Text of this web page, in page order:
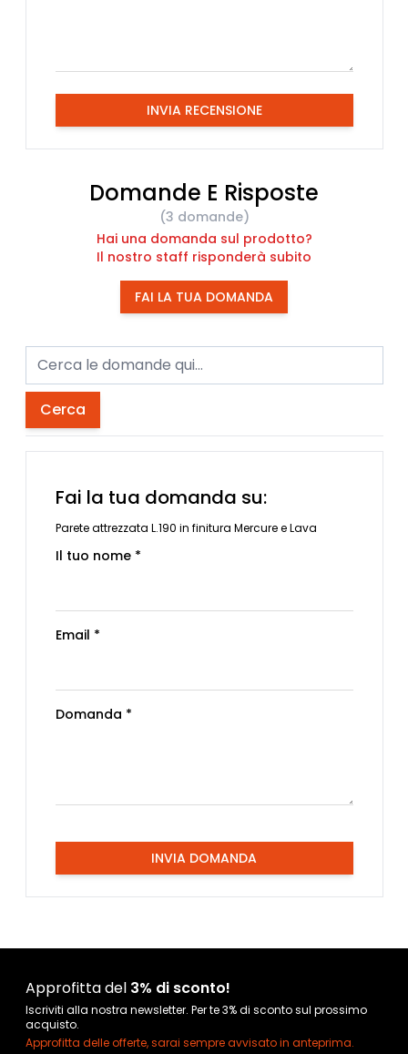
INVIA RECENSIONE
Domande E Risposte
(3 domande)
Hai una domanda sul prodotto?
Il nostro staff risponderà subito
FAI LA TUA DOMANDA
Cerca
Fai la tua domanda su:
Parete attrezzata L.190 in finitura Mercure e Lava
Il tuo nome *
Email *
Domanda *
INVIA DOMANDA
Approfitta del 3% di sconto!
Iscriviti alla nostra newsletter. Per te 3% di sconto sul prossimo
acquisto.
Approfitta delle offerte, sarai sempre avvisato in anteprima.